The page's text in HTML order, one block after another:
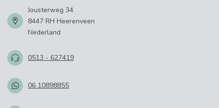
Jousterweg 34
8447 RH Heerenveen
Nederland
0513 - 627419
06 10898855